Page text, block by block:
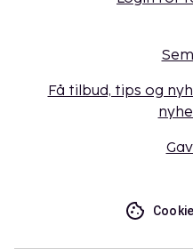
Få tilbud, tips og